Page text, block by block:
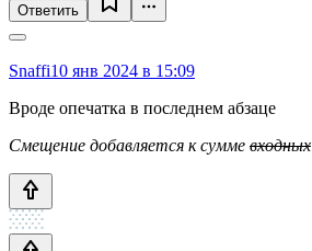
Ответить
Snaffi10 янв 2024 в 15:09
Вроде опечатка в последнем абзаце
Смещение добавляется к сумме входных